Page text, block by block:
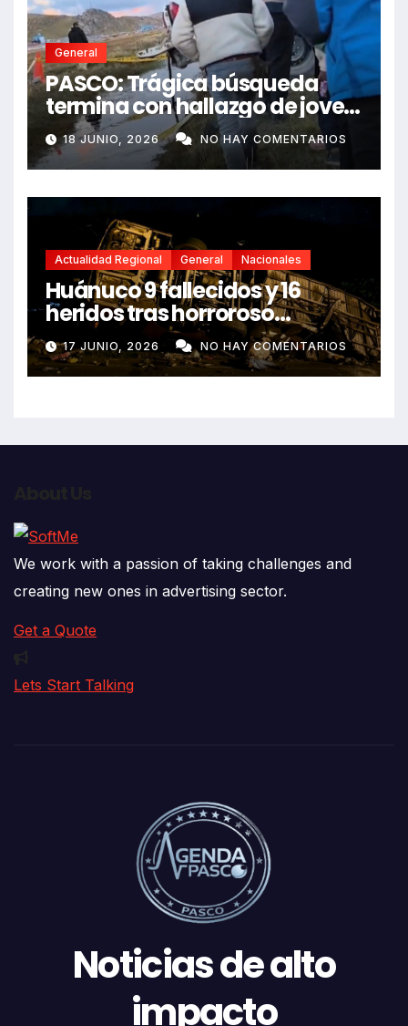
General
PASCO: Trágica búsqueda
termina con hallazgo de joven
sin vida en Rancas
18 JUNIO, 2026 NO HAY COMENTARIOS
Actualidad Regional General Nacionales
Huánuco 9 fallecidos y 16
heridos tras horroroso
despiste de bus Real Chancas
que impactó contra vivienda
17 JUNIO, 2026 NO HAY COMENTARIOS
We work with a passion of taking challenges and
creating new ones in advertising sector.
Get a Quote
Lets Start Talking
Noticias de alto
impacto